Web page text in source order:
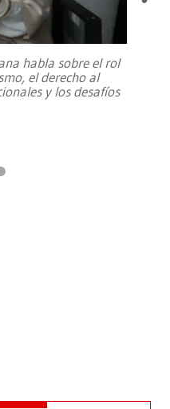
habla sobre el rol
el derecho al
y los desafíos